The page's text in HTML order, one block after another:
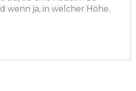
wenn ja, in welcher Höhe.